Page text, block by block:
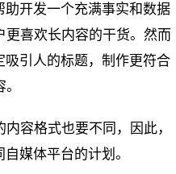
开发一个充满事实和数据
更喜欢长内容的干货。然而
引人的标题，制作更符合
容格式也要不同，因此，
媒体平台的计划。